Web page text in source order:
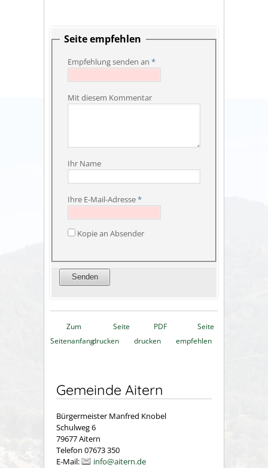
Seite empfehlen
Empfehlung senden an *
Mit diesem Kommentar
Ihr Name
Ihre E-Mail-Adresse*
Kopie an Absender
Zum
Seitenanfang
Seite
drucken
PDF
drucken
Seite
empfehlen
Gemeinde Aitern
Bürgermeister Manfred Knobel
Schulweg 6
79677 Aitern
Telefon 07673 350
E-Mail:
info@aitern.de